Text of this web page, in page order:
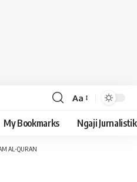
Font
Resizer
Aa
My Bookmarks Ngaji Jurnalistik
AL-QURAN